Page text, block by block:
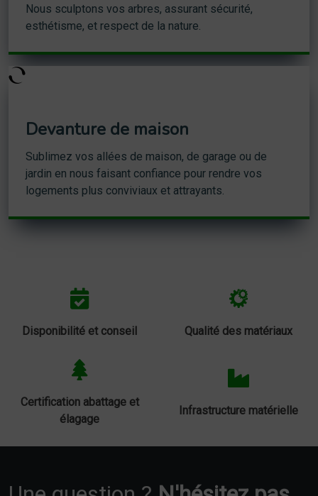
Nous sculptons vos arbres, assurant sécurité,
esthétisme, et respect de la nature.
Devanture de maison
Sublimez vos allées de maison, de garage ou de
jardin en nous faisant confiance pour rendre vos
logements plus conviviaux et attrayants.
Disponibilité et conseil Qualité des matériaux
Certification abattage et
élagage
Infrastructure matérielle